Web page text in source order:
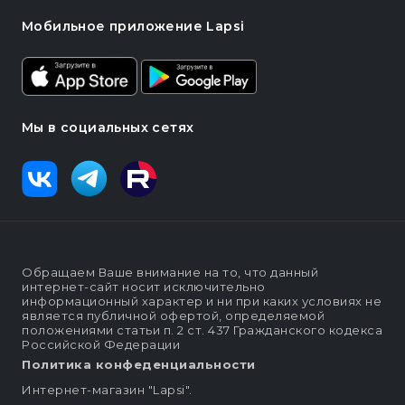
Мобильное приложение Lapsi
Мы в социальных сетях
Обращаем Ваше внимание на то, что данный
интернет-сайт носит исключительно
информационный характер и ни при каких условиях не
является публичной офертой, определяемой
положениями статьи п. 2 ст. 437 Гражданского кодекса
Российской Федерации
Политика конфеденциальности
Интернет-магазин "Lapsi".